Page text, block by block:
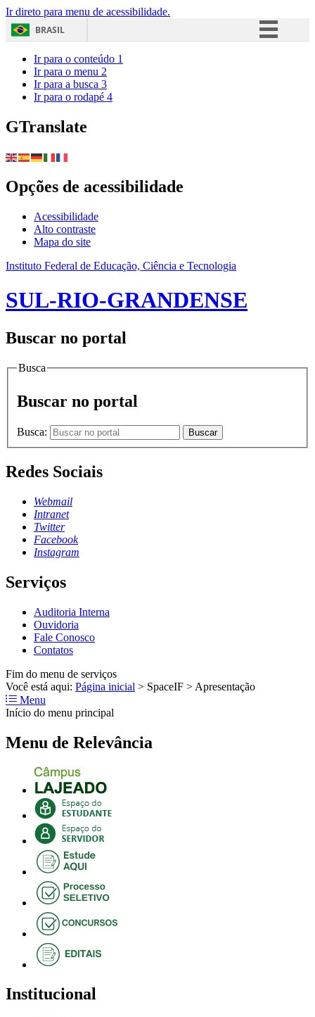
Ir direto para menu de acessibilidade.
BRASIL
Ir para o conteúdo 1
Ir para o menu 2
Ir para a busca 3
Ir para o rodapé 4
GTranslate
Opções de acessibilidade
Acessibilidade
Alto contraste
Mapa do site
Instituto Federal de Educação, Ciência e Tecnologia
SUL-RIO-GRANDENSE
Buscar no portal
Busca
Buscar no portal
Busca: Buscar
Redes Sociais
Webmail
Intranet
Twitter
Facebook
Instagram
Serviços
Auditoria Interna
Ouvidoria
Fale Conosco
Contatos
Fim do menu de serviços
Você está aqui: Página inicial > SpaceIF > Apresentação
Menu
Início do menu principal
Menu de Relevância
Institucional